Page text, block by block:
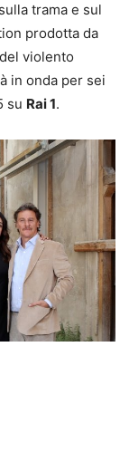
trama e sul
prodotta da
violento
in onda per sei
su Rai 1.